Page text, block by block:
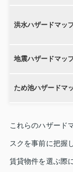
洪水ハザードマッ
地震ハザードマッ
ため池ハザードマ
これらのハザード
スクを事前に把握
賃貸物件を選ぶ際